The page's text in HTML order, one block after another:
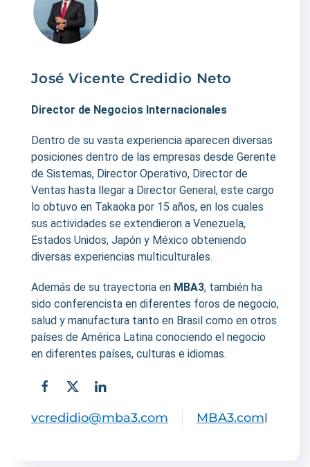
José Vicente Credidio Neto
Director de Negocios Internacionales
Dentro de su vasta experiencia aparecen diversas
posiciones dentro de las empresas desde Gerente
de Sistemas, Director Operativo, Director de
Ventas hasta llegar a Director General, este cargo
lo obtuvo en Takaoka por 15 años, en los cuales
sus actividades se extendieron a Venezuela,
Estados Unidos, Japón y México obteniendo
diversas experiencias multiculturales.
Además de su trayectoria en MBA3, también ha
sido conferencista en diferentes foros de negocio,
salud y manufactura tanto en Brasil como en otros
países de América Latina conociendo el negocio
en diferentes países, culturas e idiomas.
vcredidio@mba3.com MBA3.com|